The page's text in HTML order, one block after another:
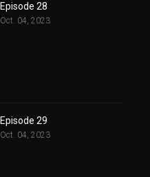
Episode 28
Oct. 04, 2023
Episode 29
Oct. 04, 2023